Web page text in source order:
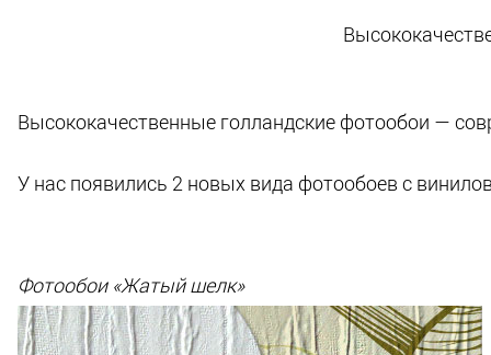
Высококачественные голландские фотообои —
У нас появились 2 новых вида фотообоев с
Фотообои «Жатый шелк»